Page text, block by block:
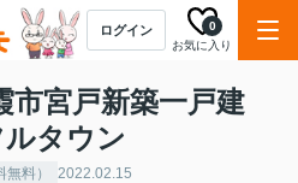
ログイン
お気に入り
0
市宮戸新築一戸建
タウン
料） 2022.02.15